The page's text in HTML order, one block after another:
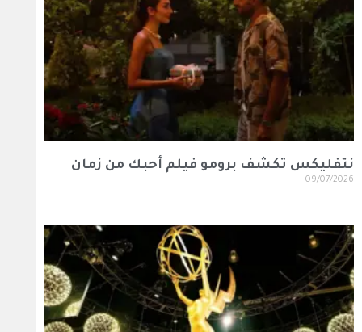
نتفليكس تكشف برومو فيلم أحبك من زمان
09/07/2026